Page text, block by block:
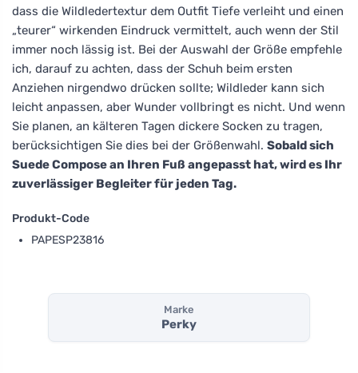
dass die Wildledertextur dem Outfit Tiefe verleiht und einen
„teurer“ wirkenden Eindruck vermittelt, auch wenn der Stil
immer noch lässig ist. Bei der Auswahl der Größe empfehle
ich, darauf zu achten, dass der Schuh beim ersten
Anziehen nirgendwo drücken sollte; Wildleder kann sich
leicht anpassen, aber Wunder vollbringt es nicht. Und wenn
Sie planen, an kälteren Tagen dickere Socken zu tragen,
berücksichtigen Sie dies bei der Größenwahl. Sobald sich
Suede Compose an Ihren Fuß angepasst hat, wird es Ihr
zuverlässiger Begleiter für jeden Tag.
Produkt-Code
PAPESP23816
Marke
Perky